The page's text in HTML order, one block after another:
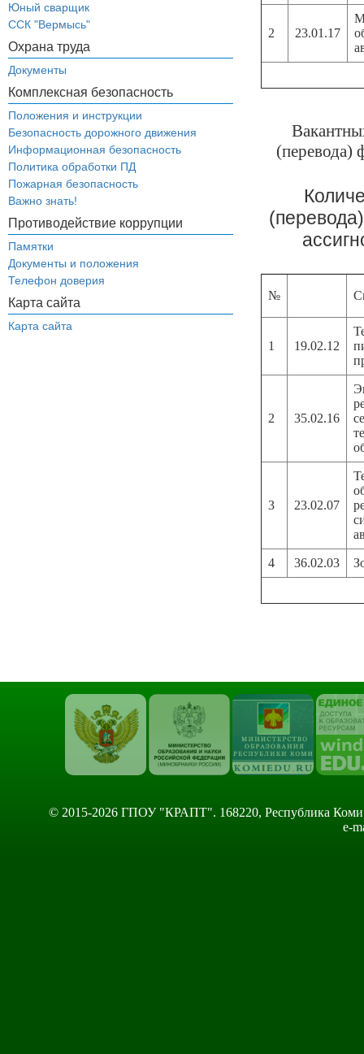
Юный сварщик
ССК "Вермысь"
Охрана труда
Документы
Комплексная безопасность
Положения и инструкции
Безопасность дорожного движения
Информационная безопасность
Политика обработки ПД
Пожарная безопасность
Важно знать!
Противодействие коррупции
Памятки
Документы и положения
Телефон доверия
Карта сайта
Карта сайта
2 23.01.17
(перевода)
№
1 19.02.12
2 35.02.16
3 23.02.07
4 36.02.03
© 2015-2026 ГПОУ "КРАПТ". 168220, Республика Коми,
e-